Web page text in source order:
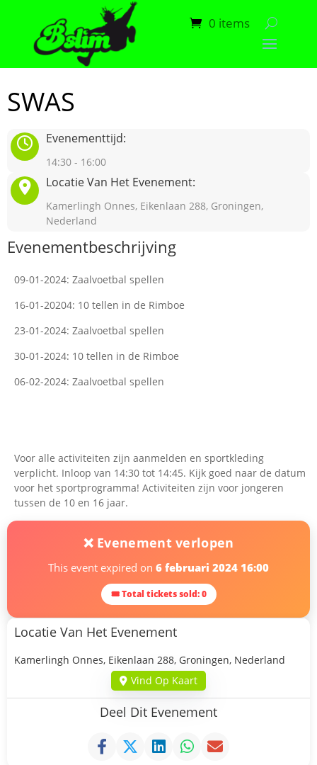
0 items
SWAS
Evenementtijd:
14:30 - 16:00
Locatie Van Het Evenement:
Kamerlingh Onnes, Eikenlaan 288, Groningen,
Nederland
Evenementbeschrijving
09-01-2024: Zaalvoetbal spellen
16-01-20204: 10 tellen in de Rimboe
23-01-2024: Zaalvoetbal spellen
30-01-2024: 10 tellen in de Rimboe
06-02-2024: Zaalvoetbal spellen
Voor alle activiteiten zijn aanmelden en sportkleding
verplicht. Inloop van 14:30 tot 14:45. Kijk goed naar de datum
voor het sportprogramma! Activiteiten zijn voor jongeren
tussen de 10 en 16 jaar.
❌ Evenement verlopen
This event expired on 6 februari 2024 16:00
🎟 Total tickets sold: 0
Locatie Van Het Evenement
Kamerlingh Onnes, Eikenlaan 288, Groningen, Nederland
Vind Op Kaart
Deel Dit Evenement